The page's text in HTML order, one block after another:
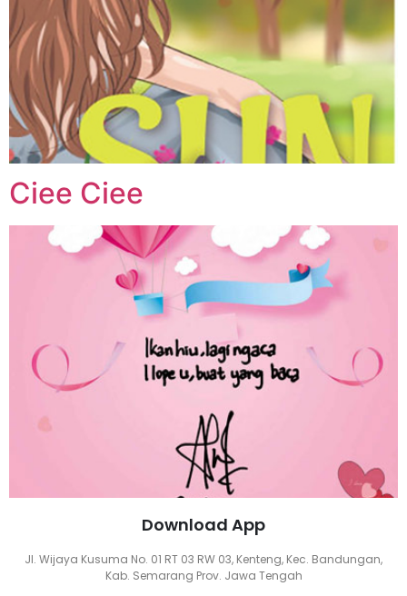
Ciee Ciee
Download App
Jl. Wijaya Kusuma No. 01 RT 03 RW 03, Kenteng, Kec. Bandungan,
Kab. Semarang Prov. Jawa Tengah